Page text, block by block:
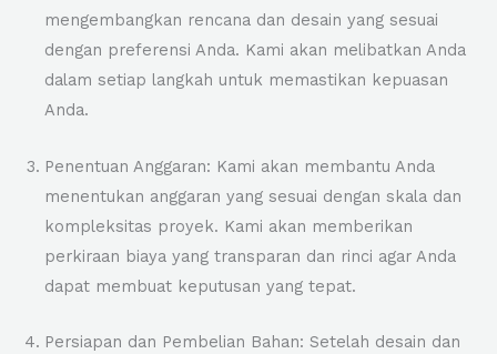
mengembangkan rencana dan desain yang sesuai
dengan preferensi Anda. Kami akan melibatkan Anda
dalam setiap langkah untuk memastikan kepuasan
Anda.
Penentuan Anggaran: Kami akan membantu Anda
menentukan anggaran yang sesuai dengan skala dan
kompleksitas proyek. Kami akan memberikan
perkiraan biaya yang transparan dan rinci agar Anda
dapat membuat keputusan yang tepat.
Persiapan dan Pembelian Bahan: Setelah desain dan